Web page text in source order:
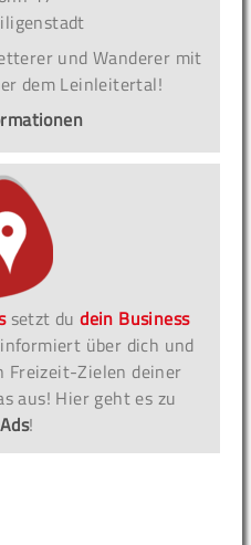
und Wanderer mit
dem Leinleitertal!
setzt dudein Business
über dich und
Zielen deiner
aus! Hier geht es zu
!